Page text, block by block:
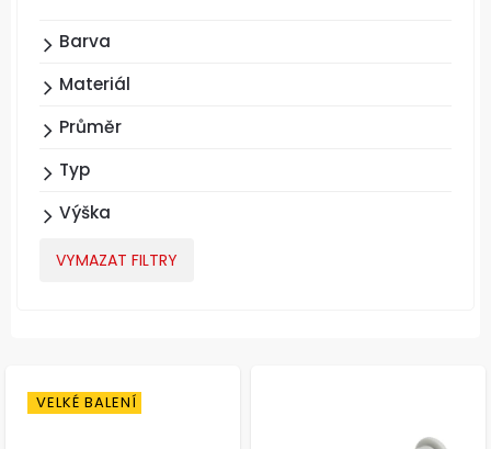
Barva
Materiál
Průměr
Typ
Výška
VYMAZAT FILTRY
VELKÉ BALENÍ